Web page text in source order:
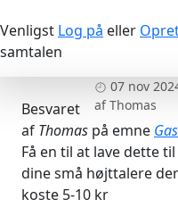
Venligst Log på eller
samtalen
07 nov
afThomas
Besvaret
af Thomas på emne
Få en til at lave dette
dine små højttalere
koste 5-10 kr